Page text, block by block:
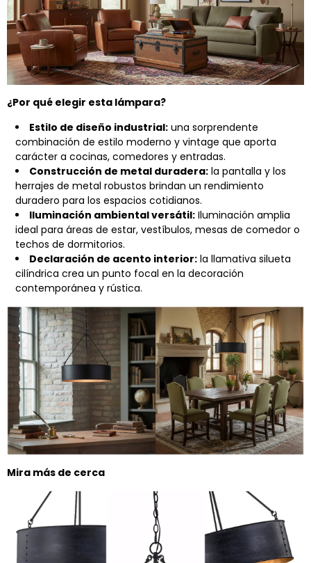
¿Por qué elegir esta lámpara?
Estilo de diseño industrial: una sorprendente
combinación de estilo moderno y vintage que aporta
carácter a cocinas, comedores y entradas.
Construcción de metal duradera: la pantalla y los
herrajes de metal robustos brindan un rendimiento
duradero para los espacios cotidianos.
Iluminación ambiental versátil: Iluminación amplia
ideal para áreas de estar, vestíbulos, mesas de comedor o
techos de dormitorios.
Declaración de acento interior: la llamativa silueta
cilíndrica crea un punto focal en la decoración
contemporánea y rústica.
Mira más de cerca